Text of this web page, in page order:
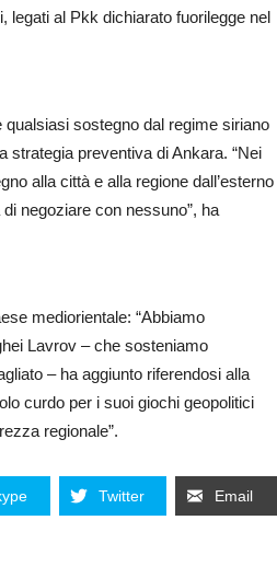
legati al Pkk dichiarato fuorilegge nel
sostegno dal regime siriano
strategia preventiva di Ankara. “Nei
alla città e alla regione dall’esterno
negoziare con nessuno”, ha
mediorientale: “Abbiamo
Lavrov – che sosteniamo
– ha aggiunto riferendosi alla
curdo per i suoi giochi geopolitici
regionale”.
Twitter Email